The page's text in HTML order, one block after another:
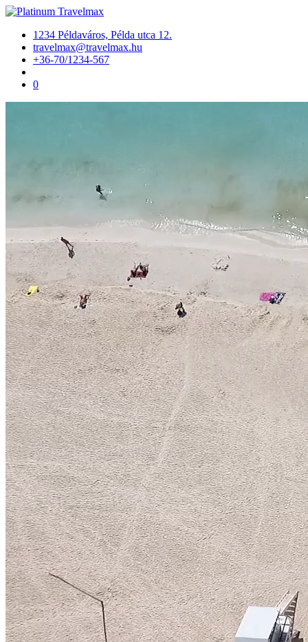
1234 Példaváros, Példa utca 12.
travelmax@travelmax.hu
+36-70/1234-567
0